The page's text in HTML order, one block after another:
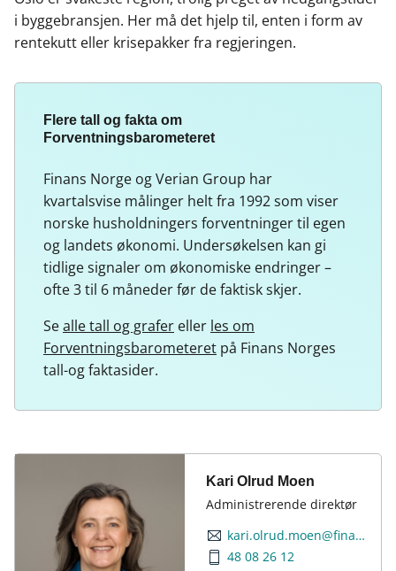
i byggebransjen. Her må det hjelp til, enten i form av
rentekutt eller krisepakker fra regjeringen.
Flere tall og fakta om
Forventningsbarometeret
Finans Norge og Verian Group har
kvartalsvise målinger helt fra 1992 som viser
norske husholdningers forventninger til egen
og landets økonomi. Undersøkelsen kan gi
tidlige signaler om økonomiske endringer –
ofte 3 til 6 måneder før de faktisk skjer.
Sealle tall og grafer eller les om
Forventningsbarometeret på Finans Norges
tall-og faktasider.
Kari Olrud Moen
Administrerende direktør
kari.olrud.moen@finansnorge.no
48 08 26 12